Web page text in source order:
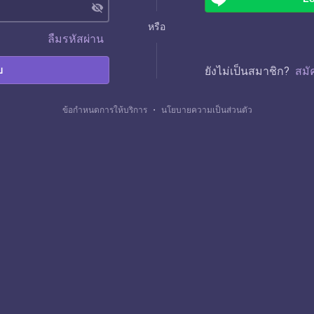
visibility_off
ลืมรหัสผ่าน
หรือ
ยังไม่เป็นสมาชิก? สมั
ข้อกำหนดการให้บริการ ・ นโยบายความเป็นส่วนตัว